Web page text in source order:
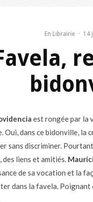
En Librairie · 14
est rongée par la
dans ce bidonville, la
sans discriminer.
liens et amitiés.
de sa vocation et la
dans la favela. Poignant